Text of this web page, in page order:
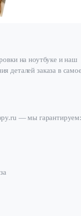
на ноутбуке и наш
деталей заказа в
— мы гарантируем: